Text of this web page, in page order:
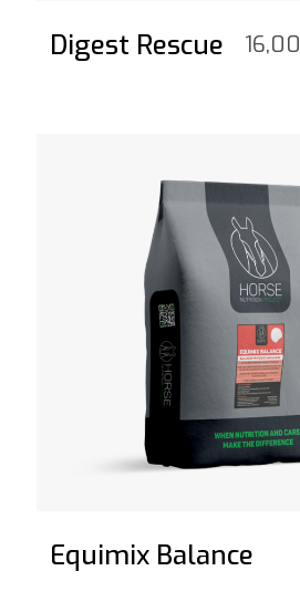
Digest Rescue 16,00
Equimix Balance